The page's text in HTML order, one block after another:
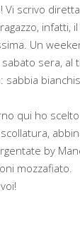
Vi scrivo
infatti,
Un
sera, al
sabbia
qui ho
by
mozzafiato.